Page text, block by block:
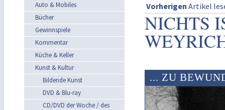
Auto & Mobiles
Bücher
Gewinnspiele
Kommentar
Küche & Keller
Kunst & Kultur
Bildende Kunst
DVD & Blu-ray
CD/DVD der Woche / des
Vorherigen Artikel
NICHTS
... ZU